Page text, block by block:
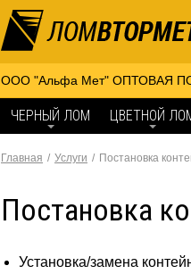
ООО "Альфа Мет" ОПТОВАЯ
ЧЕРНЫЙ ЛОМ ЦВЕТНОЙ
Главная Услуги Постановка
Постановка
Установка/замена